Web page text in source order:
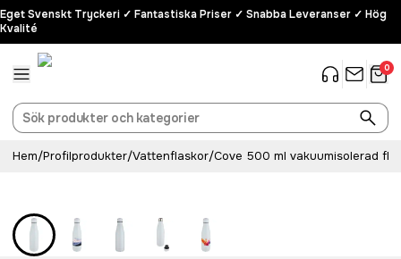
Eget Svenskt Tryckeri ✓ Fantastiska Priser ✓ Snabba Leveranser ✓ Hög
Kvalité
0
Hem/Profilprodukter/Vattenflaskor/Cove 500 ml vakuumisolerad